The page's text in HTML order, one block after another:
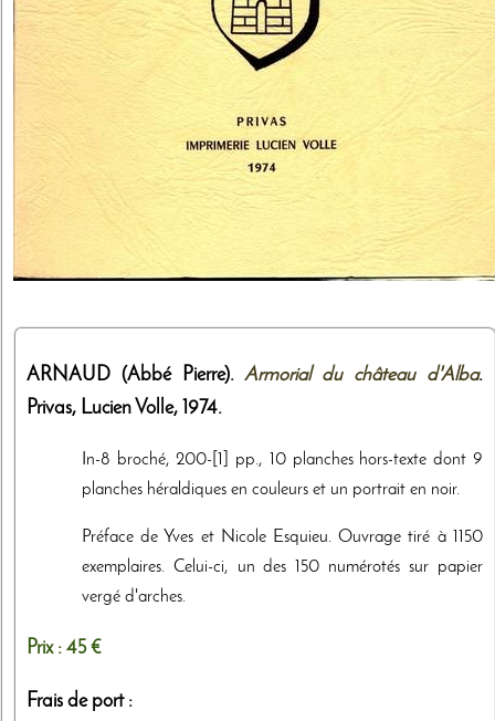
ARNAUD (Abbé Pierre).Armorial du château d'Alba.
Privas, Lucien Volle, 1974.
In-8 broché, 200-[1] pp., 10 planches hors-texte dont 9
planches héraldiques en couleurs et un portrait en noir.
Préface de Yves et Nicole Esquieu. Ouvrage tiré à 1150
exemplaires. Celui-ci, un des 150 numérotés sur papier
vergé d'arches.
Prix : 45 €
Frais de port :